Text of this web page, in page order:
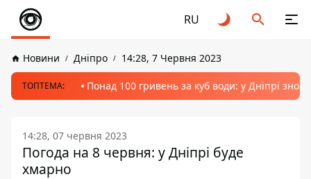
RU
Новини Дніпро 14:28, 7 Червня 2023
ТОПТЕМА: Понад 100 гривень за куб води: у Дніпрі
14:28, 07 червня 2023
Погода на 8 червня: у Дніпрі буде
хмарно